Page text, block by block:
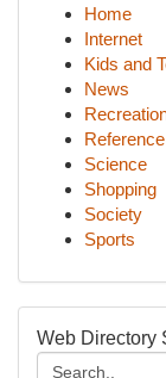
Home
Internet
Kids and
News
Reference
Science
Shopping
Society
Sports
Web Directory